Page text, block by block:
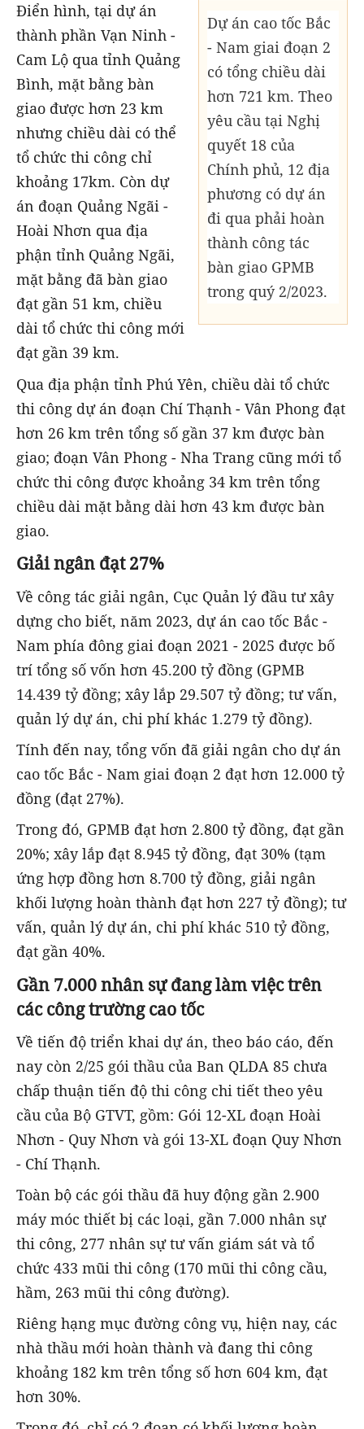
Dự án cao tốc Bắc
- Nam giai đoạn 2
có tổng chiều dài
hơn 721 km. Theo
yêu cầu tại Nghị
quyết 18 của
Chính phủ, 12 địa
phương có dự án
đi qua phải hoàn
thành công tác
bàn giao GPMB
trong quý 2/2023.
Điển hình, tại dự án
thành phần Vạn Ninh -
Cam Lộ qua tỉnh Quảng
Bình, mặt bằng bàn
giao được hơn 23 km
nhưng chiều dài có thể
tổ chức thi công chỉ
khoảng 17km. Còn dự
án đoạn Quảng Ngãi -
Hoài Nhơn qua địa
phận tỉnh Quảng Ngãi,
mặt bằng đã bàn giao
đạt gần 51 km, chiều
dài tổ chức thi công mới
đạt gần 39 km.
Qua địa phận tỉnh Phú Yên, chiều dài tổ chức
thi công dự án đoạn Chí Thạnh - Vân Phong đạt
hơn 26 km trên tổng số gần 37 km được bàn
giao; đoạn Vân Phong - Nha Trang cũng mới tổ
chức thi công được khoảng 34 km trên tổng
chiều dài mặt bằng dài hơn 43 km được bàn
giao.
Giải ngân đạt 27%
Về công tác giải ngân, Cục Quản lý đầu tư xây
dựng cho biết, năm 2023, dự án cao tốc Bắc -
Nam phía đông giai đoạn 2021 - 2025 được bố
trí tổng số vốn hơn 45.200 tỷ đồng (GPMB
14.439 tỷ đồng; xây lắp 29.507 tỷ đồng; tư vấn,
quản lý dự án, chi phí khác 1.279 tỷ đồng).
Tính đến nay, tổng vốn đã giải ngân cho dự án
cao tốc Bắc - Nam giai đoạn 2 đạt hơn 12.000 tỷ
đồng (đạt 27%).
Trong đó, GPMB đạt hơn 2.800 tỷ đồng, đạt gần
20%; xây lắp đạt 8.945 tỷ đồng, đạt 30% (tạm
ứng hợp đồng hơn 8.700 tỷ đồng, giải ngân
khối lượng hoàn thành đạt hơn 227 tỷ đồng); tư
vấn, quản lý dự án, chi phí khác 510 tỷ đồng,
đạt gần 40%.
Gần 7.000 nhân sự đang làm việc trên
các công trường cao tốc
Về tiến độ triển khai dự án, theo báo cáo, đến
nay còn 2/25 gói thầu của Ban QLDA 85 chưa
chấp thuận tiến độ thi công chi tiết theo yêu
cầu của Bộ GTVT, gồm: Gói 12-XL đoạn Hoài
Nhơn - Quy Nhơn và gói 13-XL đoạn Quy Nhơn
- Chí Thạnh.
Toàn bộ các gói thầu đã huy động gần 2.900
máy móc thiết bị các loại, gần 7.000 nhân sự
thi công, 277 nhân sự tư vấn giám sát và tổ
chức 433 mũi thi công (170 mũi thi công cầu,
hầm, 263 mũi thi công đường).
Riêng hạng mục đường công vụ, hiện nay, các
nhà thầu mới hoàn thành và đang thi công
khoảng 182 km trên tổng số hơn 604 km, đạt
hơn 30%.